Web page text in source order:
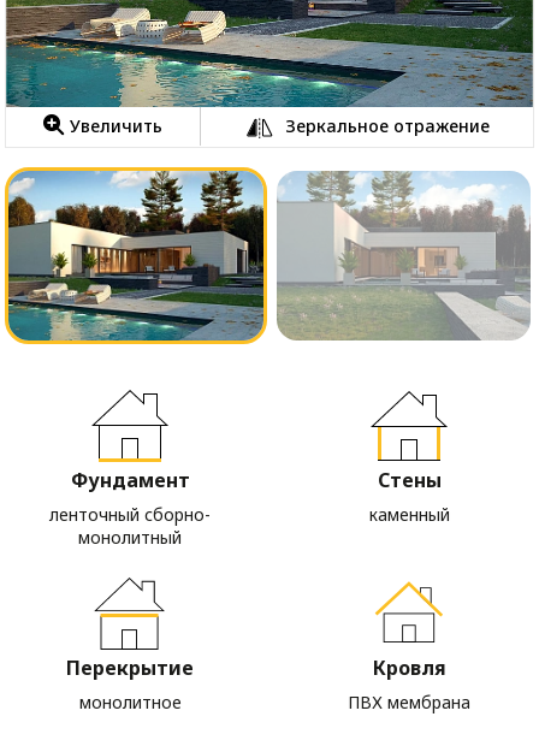
Увеличить Зеркальное отражение
Фундамент
ленточный сборно-
монолитный
Стены
каменный
Перекрытие
монолитное
Кровля
ПВХ мембрана